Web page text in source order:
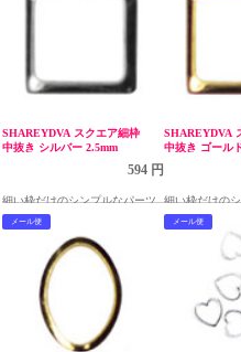
SHAREYDVA スクエア細枠
中抜き シルバー 2.5mm
594 円
細い枠だけのシンプルなパーツ
SHAREYDVA
中抜き ゴール
細い枠だけの
メール便 メール便